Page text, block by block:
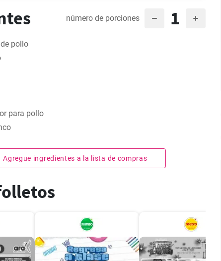
número de porciones 1
pollo
para pollo
Agregue ingredientes a la lista de compras